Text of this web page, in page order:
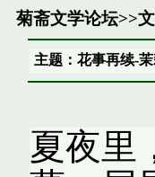
菊斋文学论坛>>
主题：花事再续-
夏夜里